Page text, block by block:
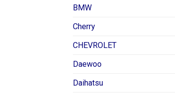
BMW
Cherry
CHEVROLET
Daewoo
Daihatsu